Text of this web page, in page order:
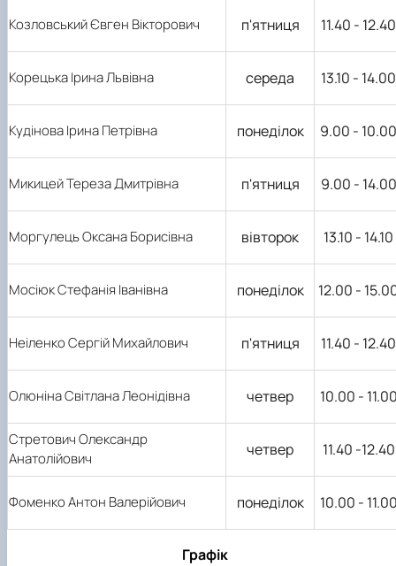
Козловський Євген Вікторович п'ятниця 11.40 - 12.40
Корецька Ірина Львівна середа 13.10 - 14.00
Кудінова Ірина Петрівна понеділок 9.00 - 10.00
Микицей Тереза Дмитрівна п'ятниця 9.00 - 14.00
Моргулець Оксана Борисівна вівторок 13.10 - 14.10
Мосіюк Стефанія Іванівна понеділок 12.00 -
Неіленко Сергій Михайлович п'ятниця 11.40 - 12.40
Олюніна Світлана Леонідівна четвер 10.00 -
Стретович Олександр
Анатолійович
четвер 11.40 -12.40
Фоменко Антон Валерійович понеділок 10.00 -
Графік